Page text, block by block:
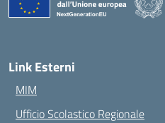
Link Esterni
MIM
Ufficio Scolastico Regionale